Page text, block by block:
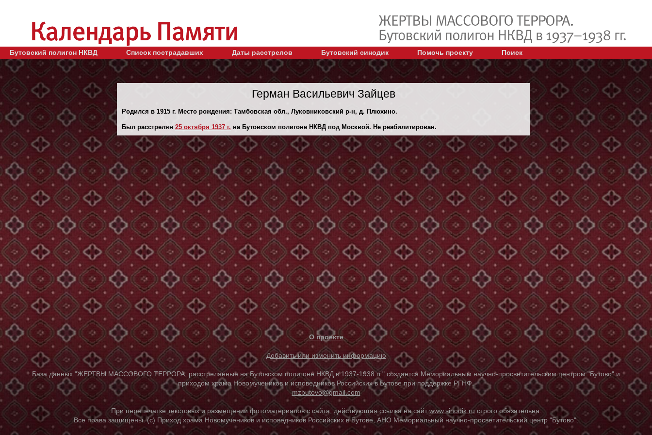
Бутовский полигон НКВД Список пострадавших Даты расстрелов Бутовский синодик Помочь проекту Поиск
Герман Васильевич Зайцев
Родился в 1915 г. Место рождения: Тамбовская обл., Луковниковский р-н, д. Плюхино.
Был расстрелян 25 октября 1937 г. на Бутовском полигоне НКВД под Москвой. Не реабилитирован.
О проекте
Добавить или изменить информацию
База данных "ЖЕРТВЫ МАССОВОГО ТЕРРОРА, расстрелянные на Бутовском полигоне НКВД в 1937-1938 гг." создается Мемориальным научно-просветительским центром "Бутово" и
приходом храма Новомучеников и исповедников Российских в Бутове при поддержке РГНФ.
mzbutovo@gmail.com
При перепечатке текстовых и размещении фотоматериалов с сайта, действующая ссылка на сайтwww.sinodik.ru строго обязательна.
Все права защищены. (с) Приход храма Новомучеников и исповедников Российских в Бутове, АНО Мемориальный научно-просветительский центр "Бутово".